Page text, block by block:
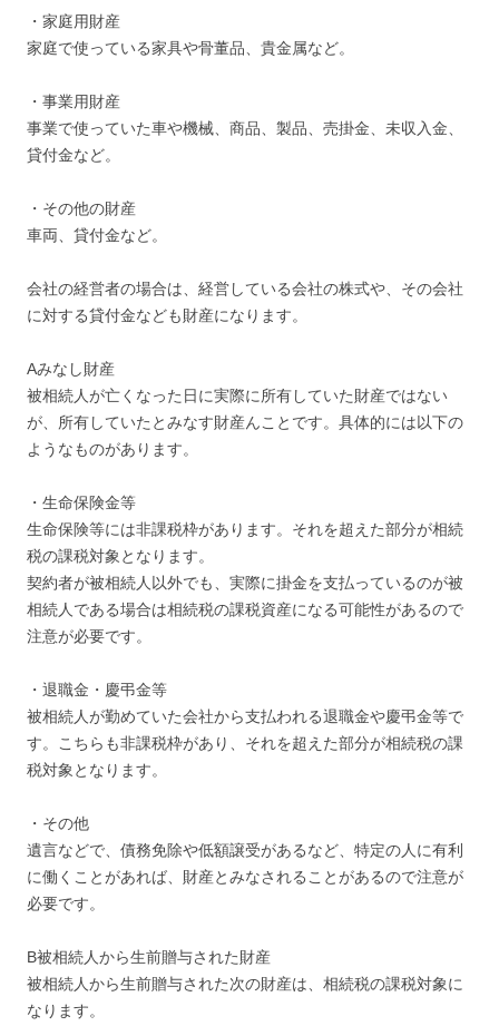
・家庭用財産
家庭で使っている家具や骨董品、貴金属など。
・事業用財産
事業で使っていた車や機械、商品、製品、売掛金、未収入金、
貸付金など。
・その他の財産
車両、貸付金など。
会社の経営者の場合は、経営している会社の株式や、その会社
に対する貸付金なども財産になります。
Aみなし財産
被相続人が亡くなった日に実際に所有していた財産ではない
が、所有していたとみなす財産んことです。具体的には以下の
ようなものがあります。
・生命保険金等
生命保険等には非課税枠があります。それを超えた部分が相続
税の課税対象となります。
契約者が被相続人以外でも、実際に掛金を支払っているのが被
相続人である場合は相続税の課税資産になる可能性があるので
注意が必要です。
・退職金・慶弔金等
被相続人が勤めていた会社から支払われる退職金や慶弔金等で
す。こちらも非課税枠があり、それを超えた部分が相続税の課
税対象となります。
・その他
遺言などで、債務免除や低額譲受があるなど、特定の人に有利
に働くことがあれば、財産とみなされることがあるので注意が
必要です。
B被相続人から生前贈与された財産
被相続人から生前贈与された次の財産は、相続税の課税対象に
なります。